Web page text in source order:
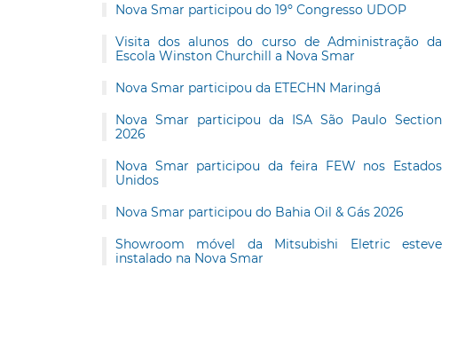
Nova Smar participou do 19º Congresso UDOP
Visita dos alunos do curso de Administração da
Escola Winston Churchill a Nova Smar
Nova Smar participou da ETECHN Maringá
Nova Smar participou da ISA São Paulo Section
2026
Nova Smar participou da feira FEW nos Estados
Unidos
Nova Smar participou do Bahia Oil & Gás 2026
Showroom móvel da Mitsubishi Eletric esteve
instalado na Nova Smar